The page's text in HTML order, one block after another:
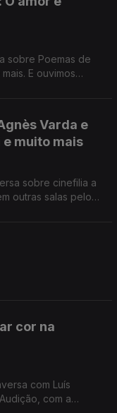
sobre Poemas de
E ouvimos
Varda e
muito mais
sobre cinefilia a
outras salas pelo
cor na
com Luís
com a